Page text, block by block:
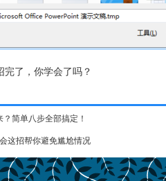
了，你学会了吗？
简单八步全部搞定！
这招帮你避免尴尬情况